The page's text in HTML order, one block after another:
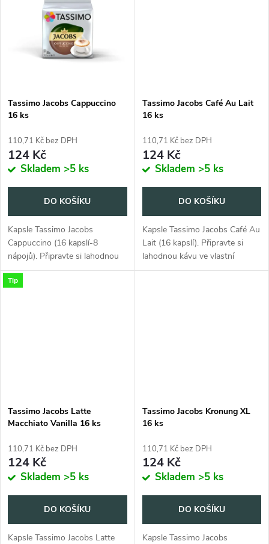
Tassimo Jacobs Cappuccino
16 ks
110,71 Kč bez DPH
124 Kč
Skladem >5 ks
DO KOŠÍKU
Kapsle Tassimo Jacobs
Cappuccino (16 kapslí-8
nápojů). Připravte si lahodnou
kávu ve vlastní domácnosti.
Tassimo Jacobs Café Au Lait
16 ks
110,71 Kč bez DPH
124 Kč
Skladem >5 ks
DO KOŠÍKU
Kapsle Tassimo Jacobs Café Au
Lait (16 kapslí). Připravte si
lahodnou kávu ve vlastní
domácnosti.
Tip
Tassimo Jacobs Latte
Macchiato Vanilla 16 ks
110,71 Kč bez DPH
124 Kč
Skladem >5 ks
DO KOŠÍKU
Kapsle Tassimo Jacobs Latte
Tassimo Jacobs Kronung XL
16 ks
110,71 Kč bez DPH
124 Kč
Skladem >5 ks
DO KOŠÍKU
Kapsle Tassimo Jacobs